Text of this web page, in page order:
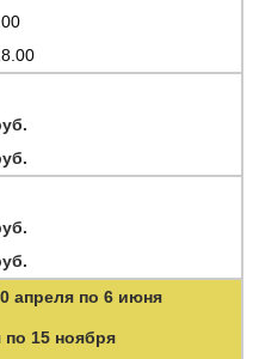
апреля по 6 июня
по 15 ноября